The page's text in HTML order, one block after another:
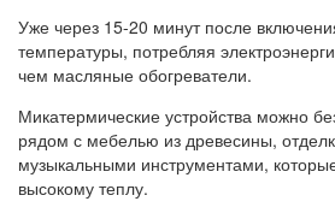
Уже через 15-20 минут после
температуры, потребляя
чем масляные обогреватели.
Микатермические устройства можно
рядом с мебелью из древесины,
музыкальными инструментами,
высокому теплу.